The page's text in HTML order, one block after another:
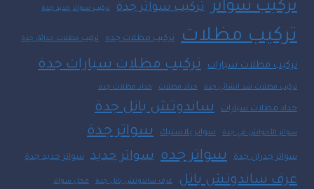
تركيب سواتر تركيب سواتر جدة تركيب سواتر حديد جدة
تركيب مظلات تركيب مظلات جده تركيب مظلات حدائق جدة
تركيب مظلات سيارات تركيب مظلات سيارات جدة
تركيب مظلات شد انشائي جدة حداد مظلات حداد مظلات جده
حداد مظلات سيارات ساندوتش بانل جدة
سواتر الأحواش في جدة سواتر بلاستيك سواتر جدة
سواتر جدران جدة سواتر جده سواتر حديد سواتر حديد جدة
غرف ساندوتش بانل غرف ساندوتش بانل جدة محل سواتر